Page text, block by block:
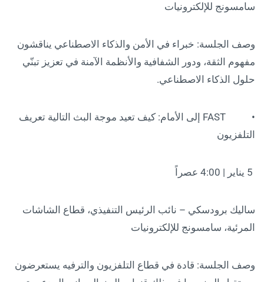
سامسونج للإلكترونيات
وصف الجلسة: خبراء في الأمن والذكاء الاصطناعي يناقشون
مفهوم الثقة، ودور الشفافية والأنظمة الآمنة في تعزيز تبنّي
حلول الذكاء الاصطناعي.
• FAST إلى الأمام: كيف تعيد موجة البث التالية تعريف
التلفزيون
ساليك برودسكي – نائب الرئيس التنفيذي، قطاع الشاشات
المرئية، سامسونج للإلكترونيات
وصف الجلسة: قادة في قطاع التلفزيون والترفيه يستعرضون